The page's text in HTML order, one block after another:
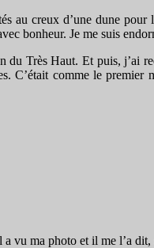
au creux d’une dune
bonheur. Je me suis
Très Haut. Et puis, j’ai
comme le
vu ma photo et il me l’a dit,